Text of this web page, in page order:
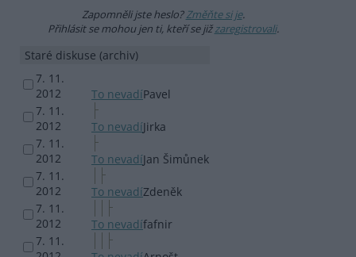
Zapomněli jste heslo?Změňte si je.
Přihlásit se mohou jen ti, kteří se jižzaregistrovali.
Staré diskuse (archiv)
7. 11.
2012
To nevadíPavel
7. 11.
2012
To nevadíJirka
7. 11.
2012
To nevadíJan Šimůnek
7. 11.
2012
To nevadíZdeněk
7. 11.
2012
To nevadífafnir
7. 11.